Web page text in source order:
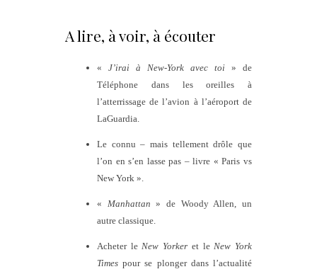
A lire, à voir, à écouter
« J’irai à New-York avec toi » de
Téléphone dans les oreilles à
l’atterrissage de l’avion à l’aéroport de
LaGuardia.
Le connu – mais tellement drôle que
l’on en s’en lasse pas – livre « Paris vs
New York ».
« Manhattan » de Woody Allen, un
autre classique.
Acheter leNew Yorker et leNew York
Times pour se plonger dans l’actualité